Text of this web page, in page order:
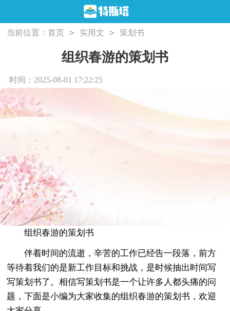
当前位置：首页 > 实用文 > 策划书
组织春游的策划书
时间：2025-08-01 17:22:25
组织春游的策划书
伴着时间的流逝，辛苦的工作已经告一段落，前方
等待着我们的是新工作目标和挑战，是时候抽出时间写
写策划书了。相信写策划书是一个让许多人都头痛的问
题，下面是小编为大家收集的组织春游的策划书，欢迎